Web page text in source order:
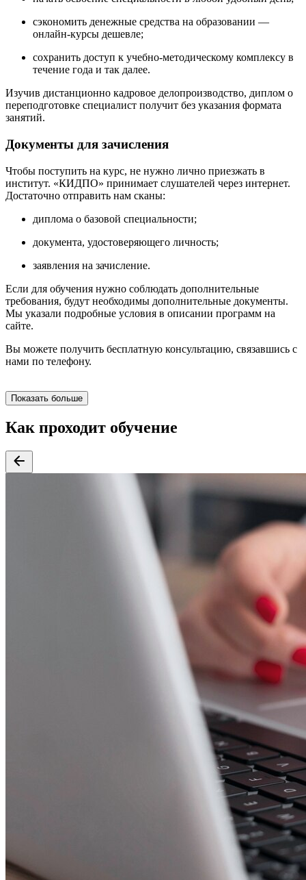
сэкономить денежные средства на образовании —
онлайн-курсы дешевле;
сохранить доступ к учебно-методическому комплексу в
течение года и так далее.
Изучив дистанционно кадровое делопроизводство, диплом о
переподготовке специалист получит без указания формата
занятий.
Документы для зачисления
Чтобы поступить на курс, не нужно лично приезжать в
институт. «КИДПО» принимает слушателей через интернет.
Достаточно отправить нам сканы:
диплома о базовой специальности;
документа, удостоверяющего личность;
заявления на зачисление.
Если для обучения нужно соблюдать дополнительные
требования, будут необходимы дополнительные документы.
Мы указали подробные условия в описании программ на
сайте.
Вы можете получить бесплатную консультацию, связавшись с
нами по телефону.
Показать больше
Как проходит обучение